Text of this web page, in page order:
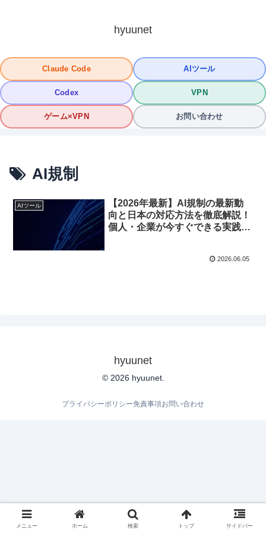
hyuunet
Claude Code AIツール
Codex VPN
ゲーム×VPN お問い合わせ
AI規制
AIツール
【2026年最新】AI規制の最新動
向と日本の対応方法を徹底解説！
個人・企業が今すぐできる実践ガ
2026.06.05
hyuunet
© 2026 hyuunet.
プライバシーポリシー免責事項お問い合わせ
メニュー ホーム 検索 トップ サイドバー